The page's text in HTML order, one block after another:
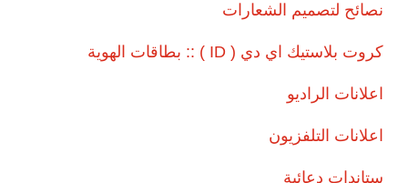
نصائح لتصميم الشعارات
كروت بلاستيك اي دي ( ID ) :: بطاقات الهوية
اعلانات الراديو
اعلانات التلفزيون
ستاندات دعائية